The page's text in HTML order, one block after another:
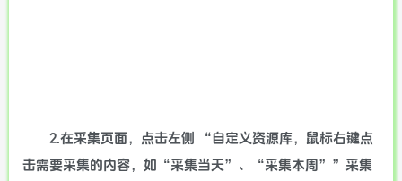
2.在采集页面，点击左侧 “自定义资源库，鼠标右键点
击需要采集的内容，如“采集当天”、“采集本周””采集